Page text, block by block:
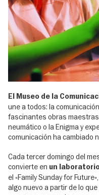
El Museo de la
une a todos: la
fascinantes obras
neumático o la Enigma y
comunicación ha cambiado
Cada tercer domingo del
convierte en un
el «Family Sunday for
algo nuevo a partir de lo